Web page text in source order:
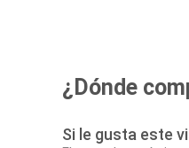
¿Dónde
Si le gusta este